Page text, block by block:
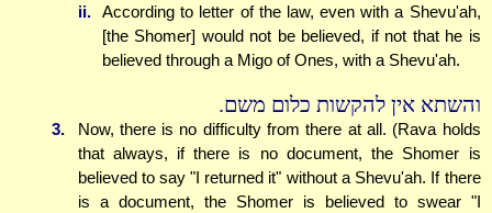
ii.
According to letter of the law, even with a Shevu'ah,
[the Shomer] would not be believed, if not that he is
believed through a Migo of Ones, with a Shevu'ah.
והשתא אין להקשות כלום משם.
3.
Now, there is no difficulty from there at all. (Rava holds
that always, if there is no document, the Shomer is
believed to say "I returned it" without a Shevu'ah. If there
is a document, the Shomer is believed to swear "I